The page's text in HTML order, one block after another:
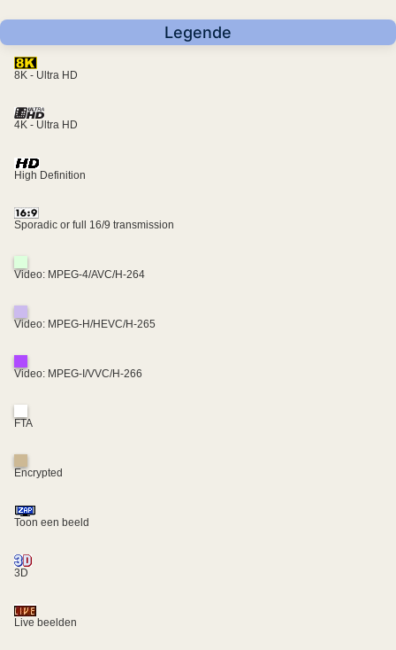
Legende
8K - Ultra HD
4K - Ultra HD
High Definition
Sporadic or full 16/9 transmission
Video: MPEG-4/AVC/H-264
Video: MPEG-H/HEVC/H-265
Video: MPEG-I/VVC/H-266
FTA
Encrypted
Toon een beeld
3D
Live beelden